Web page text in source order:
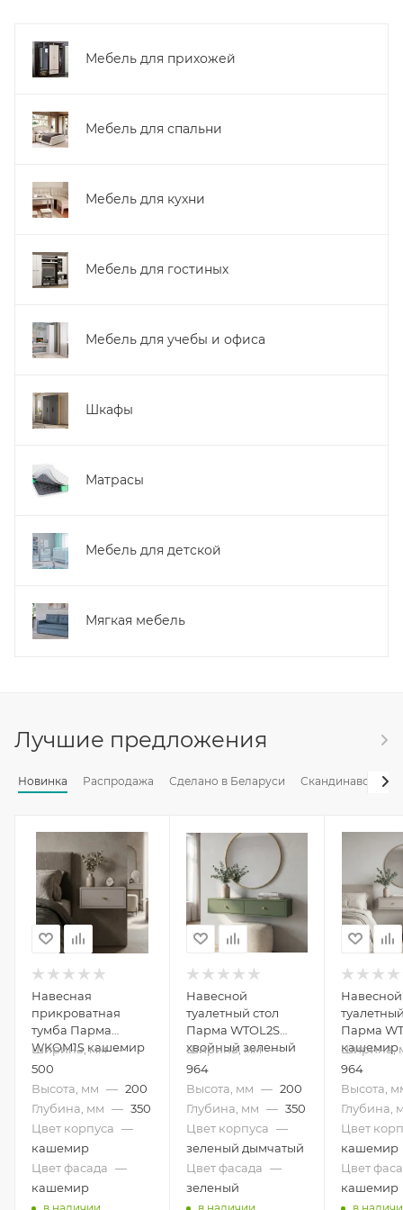
Мебель для прихожей
Мебель для спальни
Мебель для кухни
Мебель для гостиных
Мебель для учебы и офиса
Шкафы
Матрасы
Мебель для детской
Мягкая мебель
Лучшие предложения
Новинка Распродажа Сделано в Беларуси Скандинавский
Навесная
прикроватная
тумба Парма
WKOM1S кашемир
Ширина, мм —
500
Высота, мм — 200
Глубина, мм — 350
Цвет корпуса —
кашемир
Цвет фасада —
кашемир
Навесной
туалетный стол
Парма WTOL2S
хвойный зеленый
Ширина, мм —
964
Высота, мм — 200
Глубина, мм — 350
Цвет корпуса —
зеленый дымчатый
Цвет фасада —
зеленый
Навесной
Парма
кашемир
Ширина,
964
Высота,
Глубина,
Цвет
кашемир
Цвет
кашемир